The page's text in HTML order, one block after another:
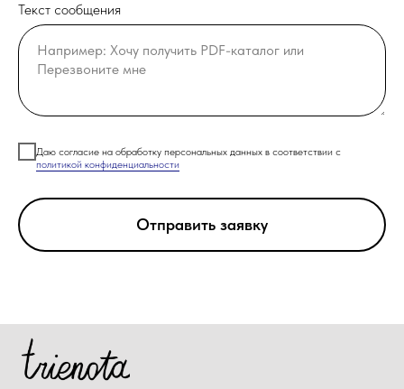
Текст сообщения
Даю согласие на обработку персональных данных в соответствии с
политикой конфиденциальности
Отправить заявку